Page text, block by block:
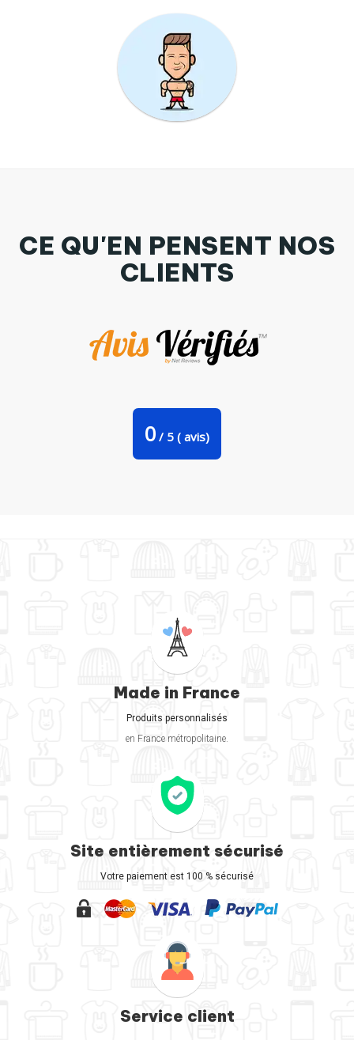
CE QU'EN PENSENT NOS
CLIENTS
0 / 5 ( avis)
Made in France
Produits personnalisés
en France métropolitaine.
Site entièrement sécurisé
Votre paiement est 100 % sécurisé
Service client